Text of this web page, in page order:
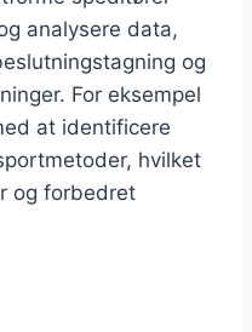
analysere data,
og
For eksempel
at identificere
hvilket
og forbedret